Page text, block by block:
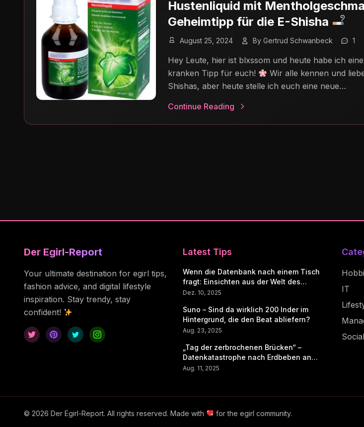
Hustenliquid mit
Geheimtipp für die E-Shisha
August 25, 2024 By Gertrud Schwanbeck 1
Hey Leute, hier ist blxssom und heute habe ich
kranken Tipp für euch!
Wir alle kennen und
Shishas, aber heute stelle ich euch eine neue…
Continue Reading
Der Egirl-Report
Your ultimate destination for egirl tips,
fashion advice, and digital lifestyle
inspiration. Stay trendy, stay
confident!
Latest Tips
Wenn die Datenbank nach einem Tisch
fragt: Einsichten aus der Welt des
Sitzmobiliars
Dez. 10, 2025
Suno – Sind da wirklich 200 Inder im
Hintergrund, die den Beat abliefern?
Aug. 23, 2025
„Tag der zerbrochenen Brücken“ –
Datenkatastrophe nach Erdbeben an
Russlands Küste erschüttert Japans
Aug. 11, 2025
IT
© 2026 Der Egirl-Report. All rights reserved. Made with for the egirl community.